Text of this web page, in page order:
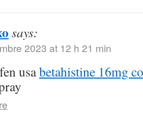
says:
2023 at 12 h 21 min
usabetahistine 16mg